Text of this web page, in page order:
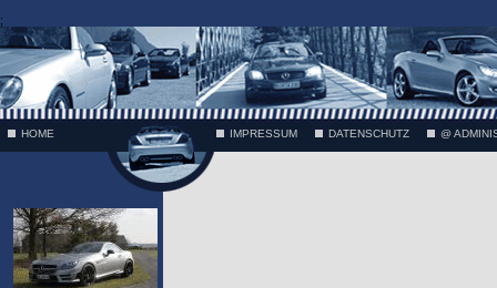
;
HOME IMPRESSUM DATENSCHUTZ @